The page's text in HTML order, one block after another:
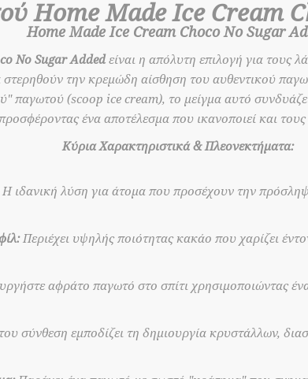
Home Made Ice Cream
Home Made Ice Cream Choco No Sugar
No Sugar Added είναι η απόλυτη επιλογή για τους
την κρεμώδη αίσθηση του αυθεντικού
παγωτού (scoop ice cream), το μείγμα αυτό
ένα αποτέλεσμα που ικανοποιεί και
Κύρια Χαρακτηριστικά & Πλεονεκτήματα:
Η ιδανική λύση για άτομα που προσέχουν την
Περιέχει υψηλής ποιότητας κακάο που χαρίζει
αφράτο παγωτό στο σπίτι χρησιμοποιώντας
σύνθεση εμποδίζει τη δημιουργία κρυστάλλων,